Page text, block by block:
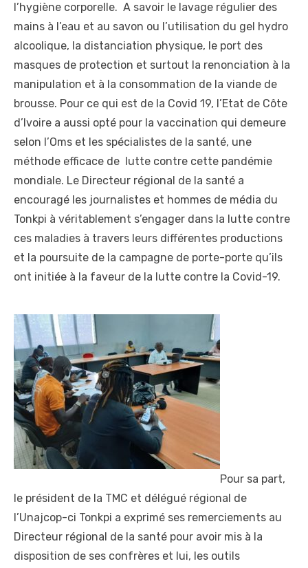
l’hygiène corporelle. A savoir le lavage régulier des
mains à l’eau et au savon ou l’utilisation du gel hydro
alcoolique, la distanciation physique, le port des
masques de protection et surtout la renonciation à la
manipulation et à la consommation de la viande de
brousse. Pour ce qui est de la Covid 19, l’Etat de Côte
d’Ivoire a aussi opté pour la vaccination qui demeure
selon l’Oms et les spécialistes de la santé, une
méthode efficace de lutte contre cette pandémie
mondiale. Le Directeur régional de la santé a
encouragé les journalistes et hommes de média du
Tonkpi à véritablement s’engager dans la lutte contre
ces maladies à travers leurs différentes productions
et la poursuite de la campagne de porte-porte qu’ils
ont initiée à la faveur de la lutte contre la Covid-19.
Pour sa part,
le président de la TMC et délégué régional de
l’Unajcop-ci Tonkpi a exprimé ses remerciements au
Directeur régional de la santé pour avoir mis à la
disposition de ses confrères et lui, les outils